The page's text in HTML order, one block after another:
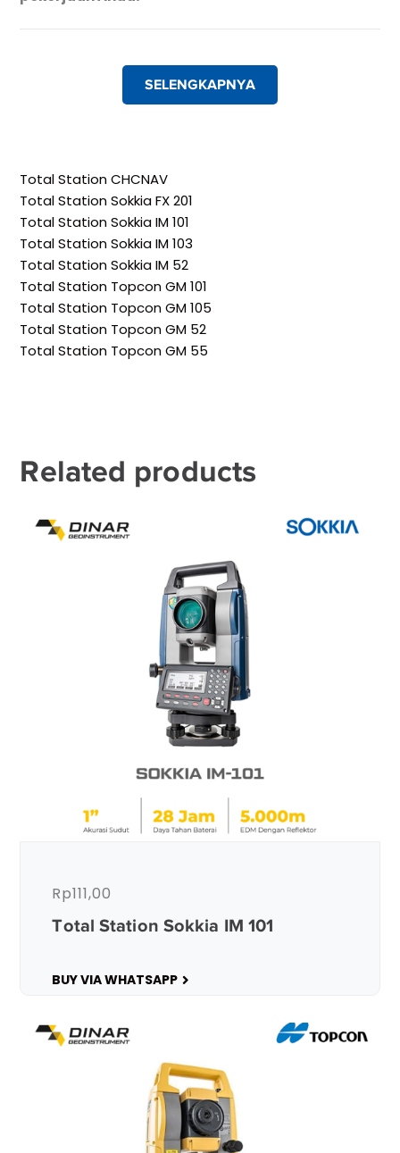
SELENGKAPNYA
Total Station CHCNAV
Total Station Sokkia FX 201
Total Station Sokkia IM 101
Total Station Sokkia IM 103
Total Station Sokkia IM 52
Total Station Topcon GM 101
Total Station Topcon GM 105
Total Station Topcon GM 52
Total Station Topcon GM 55
Related products
Total Station Sokkia IM 101
Rp111,00
BUY VIA WHATSAPP